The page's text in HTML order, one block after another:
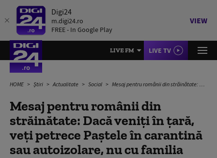
Digi24
m.digi24.ro
FREE - In Google Play
VIEW
LIVE FM LIVE TV
HOME Știri Actualitate Social Mesaj pentru românii din străinătate: Dacă veniți în țară, veți petrece Paștele în carantină sau autoizolare, nu cu familia
Mesaj pentru românii din
străinătate: Dacă veniți în țară,
veți petrece Paștele în carantină
sau autoizolare, nu cu familia